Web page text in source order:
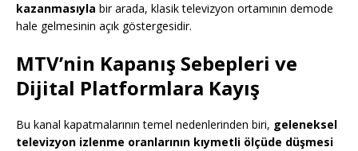
kazanmasıyla bir arada, klasik televizyon ortamının demode
hale gelmesinin açık göstergesidir.
MTV’nin Kapanış Sebepleri ve
Dijital Platformlara Kayış
Bu kanal kapatmalarının temel nedenlerinden biri, geleneksel
televizyon izlenme oranlarının kıymetli ölçüde düşmesi